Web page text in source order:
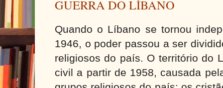
GUERRA DO LÍBANO
Quando o Líbano se tornou
1946, o poder passou a ser
religiosos do país. O território do
civil a partir de 1958, causada